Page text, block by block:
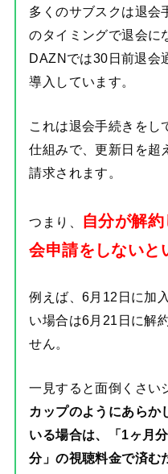
多くのサブスクは退会
のタイミングで退会に
DAZNでは30日前退会
導入しています。
これは退会手続きをし
仕組みで、更新日を超
請求されます。
つまり、
自分が解
会申請をしないと
例えば、6月12日に加
い場合は6月21日に解
せん。
一見すると面倒くさい
カップのようにあらか
いる場合は、「1ヶ月
分」の視聴料金で済む